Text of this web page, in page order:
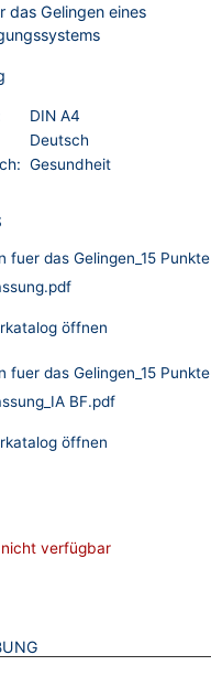
das Gelingen eines
DIN A4
Deutsch
Gesundheit
fuer das Gelingen_15 Punkte
öffnen
fuer das Gelingen_15 Punkte
BF.pdf
öffnen
verfügbar